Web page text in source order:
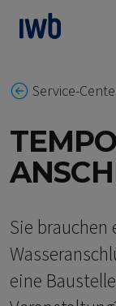
zum Main Content
Service-
Sie brauchen
eine